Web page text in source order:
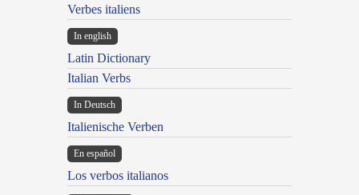
Verbes italiens
In english
Latin Dictionary
Italian Verbs
In Deutsch
Italienische Verben
En español
Los verbos italianos